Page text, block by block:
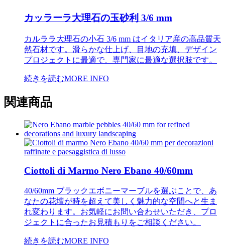
カッラーラ大理石の玉砂利 3/6 mm
カルララ大理石の小石 3/6 mm はイタリア産の高品質天
然石材です。滑らかな仕上げ、目地の充填、デザイン
プロジェクトに最適で、専門家に最適な選択肢です。
続きを読むMORE INFO
関連商品
Ciottoli di Marmo Nero Ebano 40/60mm
40/60mm ブラックエボニーマーブルを選ぶことで、あ
なたの花壇が時を超えて美しく魅力的な空間へと生ま
れ変わります。お気軽にお問い合わせいただき、プロ
ジェクトに合ったお見積もりをご相談ください。
続きを読むMORE INFO